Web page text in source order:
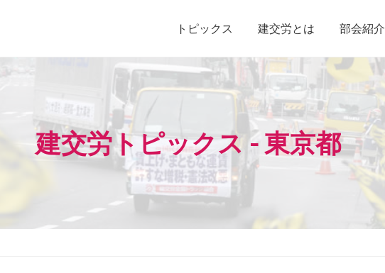
トピックス 建交労とは 部会紹介
建交労トピックス - 東京都